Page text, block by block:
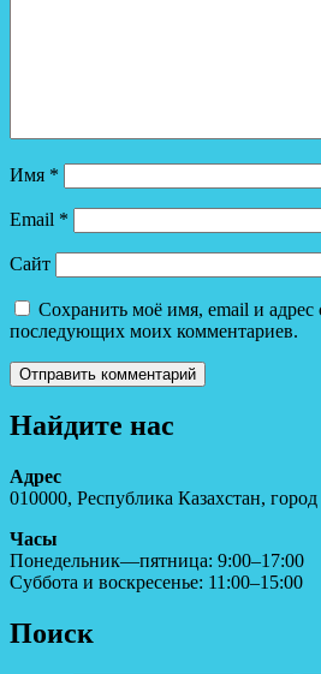
Имя *
Email *
Сайт
Сохранить моё имя, email и адрес
последующих моих комментариев.
Найдите нас
Адрес
010000, Республика Казахстан,
Часы
Понедельник—пятница: 9:00–17:00
Суббота и воскресенье: 11:00–15:00
Поиск